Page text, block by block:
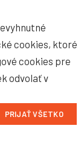
cookies, ktoré
cookies pre
odvolať v
PRIJAŤ VŠETKO